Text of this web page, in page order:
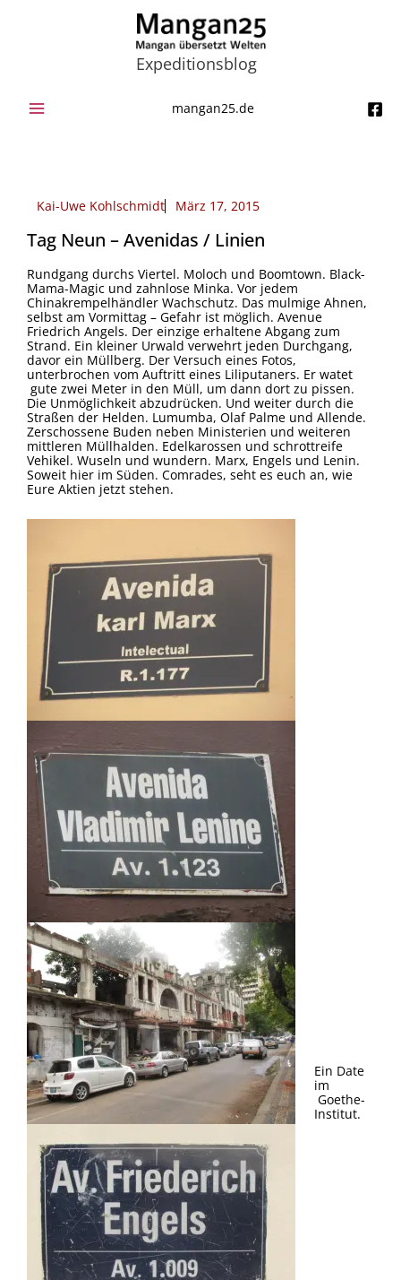
Expeditionsblog
mangan25.de
Kai-Uwe Kohlschmidt März 17, 2015
Tag Neun – Avenidas / Linien
Rundgang durchs Viertel. Moloch und Boomtown. Black-
Mama-Magic und zahnlose Minka. Vor jedem
Chinakrempelhändler Wachschutz. Das mulmige Ahnen,
selbst am Vormittag – Gefahr ist möglich. Avenue
Friedrich Angels. Der einzige erhaltene Abgang zum
Strand. Ein kleiner Urwald verwehrt jeden Durchgang,
davor ein Müllberg. Der Versuch eines Fotos,
unterbrochen vom Auftritt eines Liliputaners. Er watet
gute zwei Meter in den Müll, um dann dort zu pissen.
Die Unmöglichkeit abzudrücken. Und weiter durch die
Straßen der Helden. Lumumba, Olaf Palme und Allende.
Zerschossene Buden neben Ministerien und weiteren
mittleren Müllhalden. Edelkarossen und schrottreife
Vehikel. Wuseln und wundern. Marx, Engels und Lenin.
Soweit hier im Süden. Comrades, seht es euch an, wie
Eure Aktien jetzt stehen.
Ein Date
im
Goethe-
Institut.